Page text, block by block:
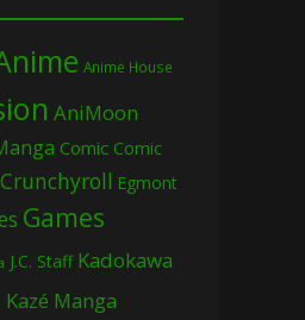
Anime House
AniMoon
Comic Comic
Crunchyroll Egmont
Games
J.C. Staff Kadokawa
Kazé Manga